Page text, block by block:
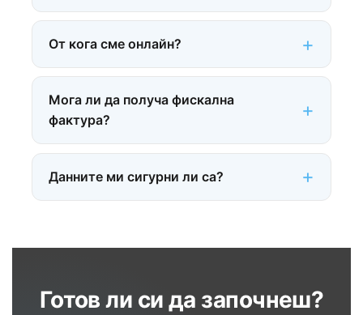
От кога сме онлайн?
Мога ли да получа фискална
фактура?
Данните ми сигурни ли са?
Готов ли си да започнеш?